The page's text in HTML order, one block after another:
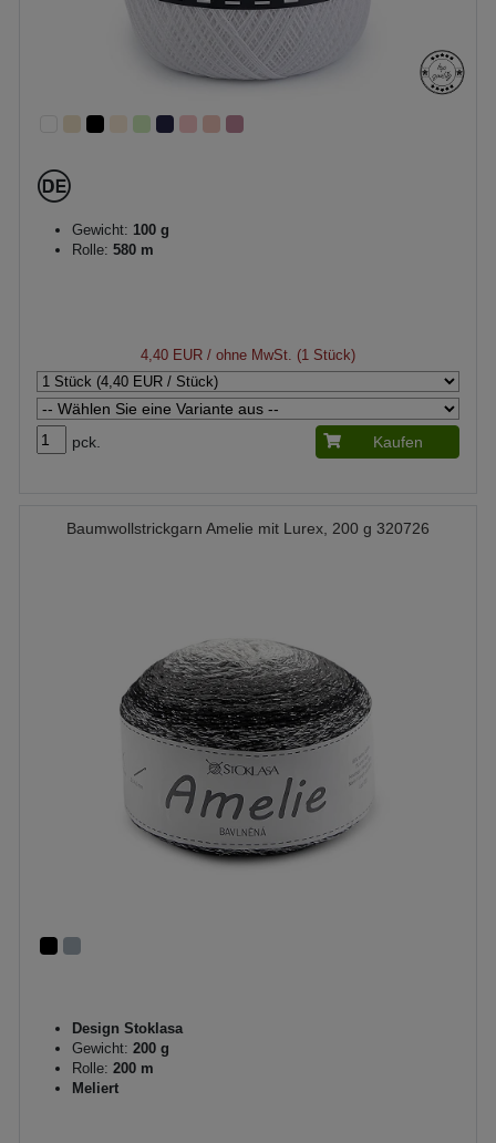
Gewicht: 100 g
Rolle: 580 m
4,40 EUR / ohne MwSt. (1 Stück)
pck. Kaufen
Baumwollstrickgarn Amelie mit Lurex, 200 g 320726
Design Stoklasa
Gewicht: 200 g
Rolle: 200 m
Meliert